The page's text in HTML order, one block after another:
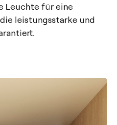
Leuchte für eine
leistungsstarke und